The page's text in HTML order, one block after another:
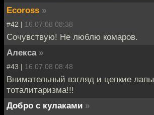
Ecoross »
#42 | 16.07.08 08:38
Сочувствую! Не люблю комаров.
Алекса »
#43 | 16.07.08 08:48
Внимательный взгляд и цепкие лапы
тоталитаризма!!!
Добро с кулаками »